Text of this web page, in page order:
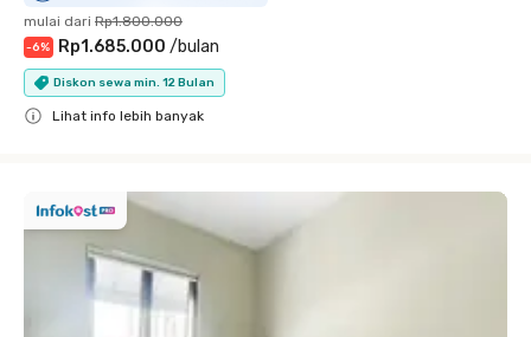
mulai dari Rp1.800.000
-6% Rp1.685.000 /bulan
Diskon sewa min. 12 Bulan
Lihat info lebih banyak